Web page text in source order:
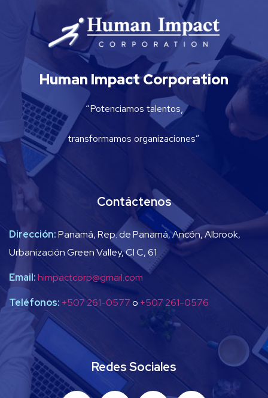
Human Impact Corporation
“Potenciamos talentos,
transformamos organizaciones”
Contáctenos
Dirección:Panamá, Rep. de Panamá, Ancón, Albrook,
Urbanización Green Valley, Cl C, 61
Email:himpactcorp@gmail.com
Teléfonos: +507 261-0577o +507 261-0576
Redes Sociales